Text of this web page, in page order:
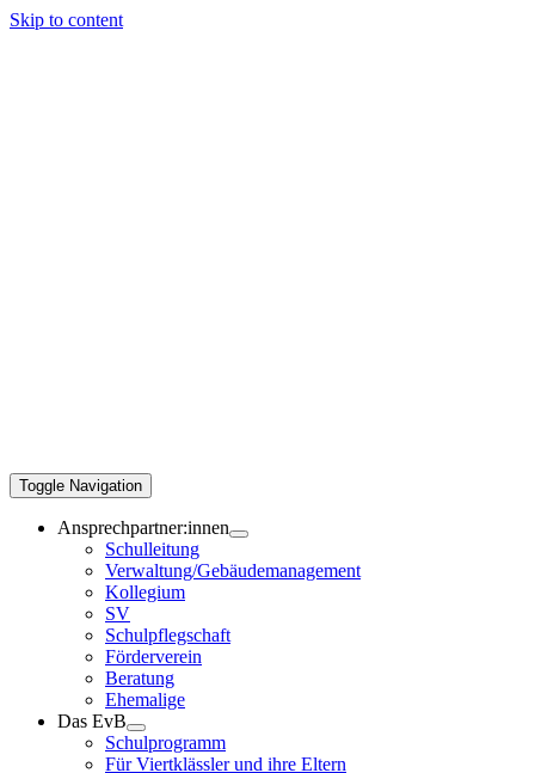
Skip to content
Toggle Navigation
Ansprechpartner:innen
Schulleitung
Verwaltung/Gebäudemanagement
Kollegium
SV
Schulpflegschaft
Förderverein
Beratung
Ehemalige
Das EvB
Schulprogramm
Für Viertklässler und ihre Eltern